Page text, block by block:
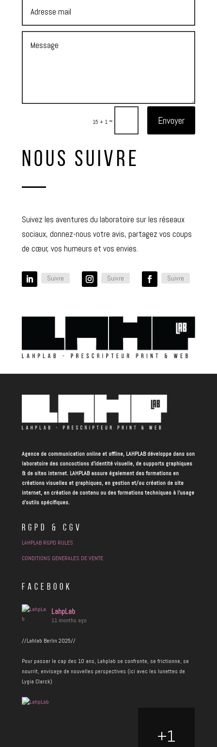
15 + 1 = Envoyer
NOUS SUIVRE
Suivez les aventures du laboratoire sur les réseaux
sociaux, donnez-nous votre avis, partagez vos coups
de cœur, vos humeurs et vos envies.
Suivre Suivre Suivre
Agence de communication online et offline, LAHPLAB développe dans son
laboratoire des concoctions d’identité visuelle, de supports graphiques
& de sites internet. LAHPLAB assure également des formations en
créations visuelles et graphiques, en gestion et/ou création de site
internet, en création de contenu ou des formations techniques à l’usage
d’outils spécifiques.
RGPD & CGV
LAHPLAB RGPD RULES
CONDITIONS GENERALES DE VENTE
FACEBOOK
LahpLab
11 months ago
//Lahlab Berlin 2025//
Pour passer le cap des 10 ans, Lahplab se confronte, se frictionne, se
nourrit, envisage de nouvelles perspectives (ici avec les lunettes de
Lygia Clarck)
+1